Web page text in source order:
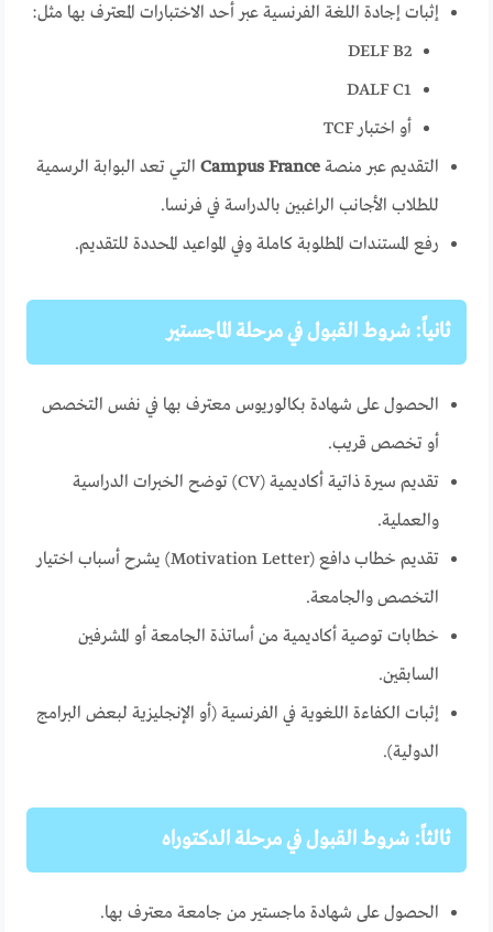
إثبات إجادة اللغة الفرنسية عبر أحد الاختبارات المعترف بها مثل:
DELF B2
DALF C1
أو اختبار TCF
التقديم عبر منصةCampus France التي تعد البوابة الرسمية
للطلاب الأجانب الراغبين بالدراسة في فرنسا.
رفع المستندات المطلوبة كاملة وفي المواعيد المحددة للتقديم.
ثانياً: شروط القبول في مرحلة الماجستير
الحصول على شهادة بكالوريوس معترف بها في نفس التخصص
أو تخصص قريب.
تقديم سيرة ذاتية أكاديمية (CV) توضح الخبرات الدراسية
والعملية.
تقديم خطاب دافع (Motivation Letter) يشرح أسباب اختيار
التخصص والجامعة.
خطابات توصية أكاديمية من أساتذة الجامعة أو المشرفين
السابقين.
إثبات الكفاءة اللغوية في الفرنسية (أو الإنجليزية لبعض البرامج
الدولية).
ثالثاً: شروط القبول في مرحلة الدكتوراه
الحصول على شهادة ماجستير من جامعة معترف بها.